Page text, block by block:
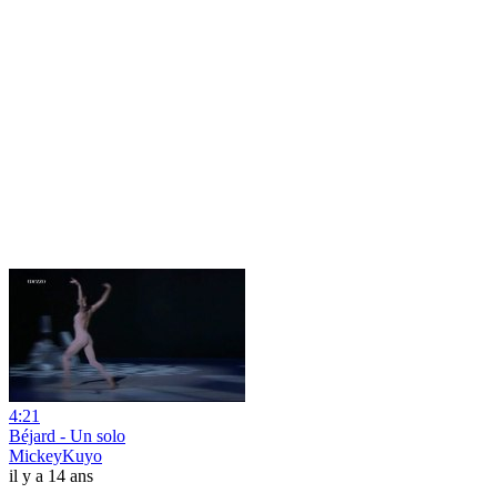
4:21
Béjard - Un solo
MickeyKuyo
il y a 14 ans